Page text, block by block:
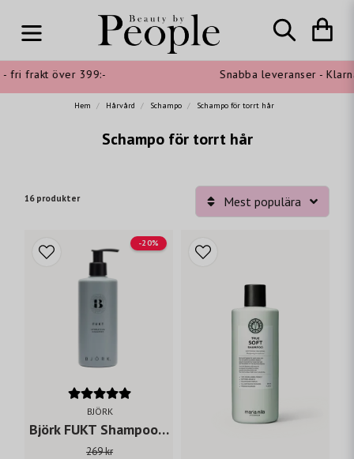
frakt över 399:- Snabba leveranser - Klarna
Hem Hårvård Schampo Schampo för torrt hår
Schampo för torrt hår
16 produkter Mest populära
BJÖRK
Björk FUKT Shampoo 300 ml
269 kr
-20%